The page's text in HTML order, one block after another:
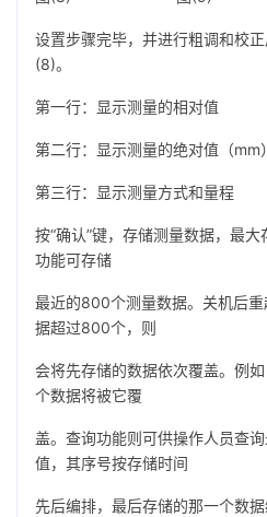
设置步骤完毕，并进行粗调和校
(8)。
第一行：显示测量的相对值
第二行：显示测量的绝对值（mm
第三行：显示测量方式和量程
按“确认”键，存储测量数据，最
功能可存储
最近的800个测量数据。关机后
据超过800个，则
会将先存储的数据依次覆盖。例
个数据将被它覆
盖。查询功能则可供操作人员查
值，其序号按存储时间
先后编排，最后存储的那一个数据